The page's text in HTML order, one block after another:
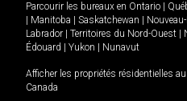
Parcourir les bureaux en Ontario
Manitoba Saskatchewan
Labrador
Territoires du Nord-Ouest
Édouard
Yukon Nunavut
Afficher les propriétés résidentielles
Canada